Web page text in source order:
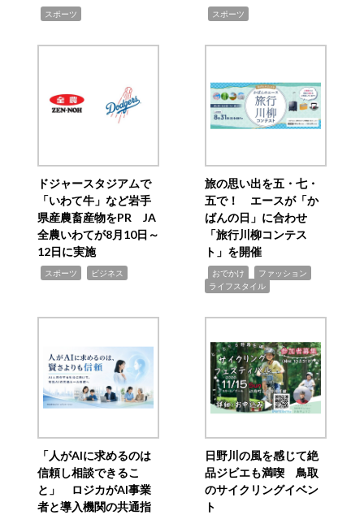
スポーツ スポーツ
ドジャースタジアムで
「いわて牛」など岩手
県産農畜産物をPR JA
全農いわてが8月10日～
12日に実施
スポーツ ビジネス
旅の思い出を五・七・
五で！ エースが「か
ばんの日」に合わせ
「旅行川柳コンテス
ト」を開催
おでかけ ファッション
ライフスタイル
「人がAIに求めるのは
信頼し相談できるこ
と」 ロジカがAI事業
者と導入機関の共通指
日野川の風を感じて絶
品ジビエも満喫 鳥取
のサイクリングイベン
ト